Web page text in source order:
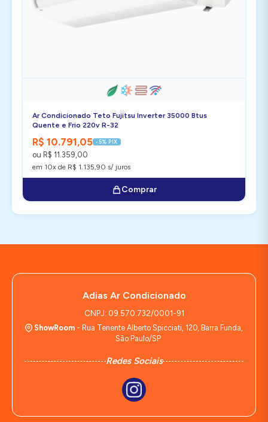
Ar Condicionado Teto Fujitsu Inverter 35000 Btus
Quente e Frio 220v R-32
R$ 10.791,05 -5% PIX
ou R$ 11.359,00
em 10x de R$ 1.135,90 s/ juros
Comprar
Adias Ar Condicionado
CNPJ: 09.570.732/0001-91
ShowRoom- Rua Tenente Alberto Spicciati, 120, Barra Funda,
São Paulo/SP
Redes Sociais